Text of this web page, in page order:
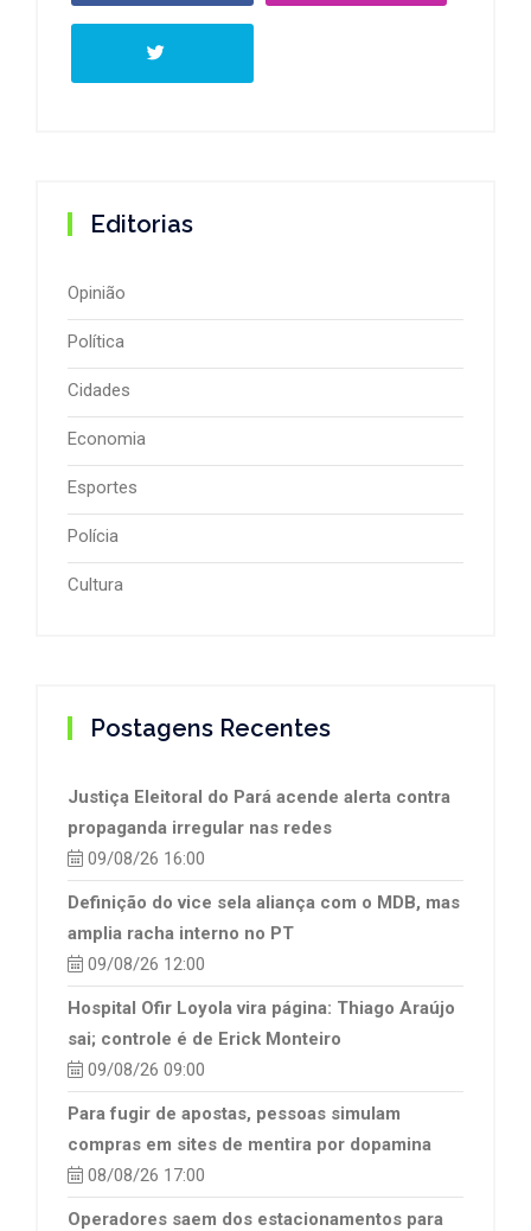
Editorias
Opinião
Política
Cidades
Economia
Esportes
Polícia
Cultura
Postagens Recentes
Justiça Eleitoral do Pará acende alerta contra
propaganda irregular nas redes
09/08/26 16:00
Definição do vice sela aliança com o MDB, mas
amplia racha interno no PT
09/08/26 12:00
Hospital Ofir Loyola vira página: Thiago Araújo
sai; controle é de Erick Monteiro
09/08/26 09:00
Para fugir de apostas, pessoas simulam
compras em sites de mentira por dopamina
08/08/26 17:00
Operadores saem dos estacionamentos para